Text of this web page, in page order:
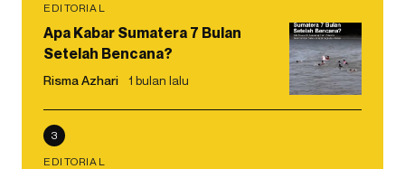
EDITORIAL
Apa Kabar Sumatera 7 Bulan
Setelah Bencana?
Risma Azhari 1 bulan lalu
3
EDITORIAL